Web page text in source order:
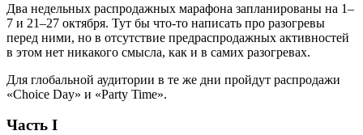
Два недельных распродажных марафона запланированы на 1–
7 и 21–27 октября. Тут бы что-то написать про разогревы
перед ними, но в отсутствие предраспродажных активностей
в этом нет никакого смысла, как и в самих разогревах.
Для глобальной аудитории в те же дни пройдут распродажи
«Choice Day» и «Party Time».
Часть I